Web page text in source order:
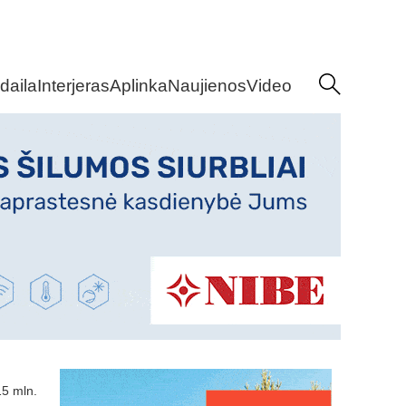
InterjerasAplinkaNaujienosVideo
mln.